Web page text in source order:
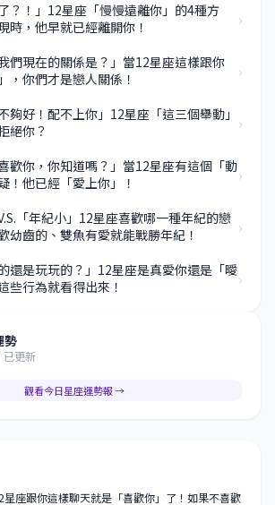
？！」12星座「慢慢遠離你」的4種方
時，他早就已經離開你！
›
們現在的關係是？」當12星座這樣跟你
，你們才是戀人關係！
›
夠好！配不上你」12星座「這三個舉動」
絕你？
›
歡你，你知道嗎？」當12星座有這個「動
！他已經「愛上你」！
›
「年紀小」12星座喜歡哪一種年紀的戀
幼齒的、雙魚有愛就能戰勝年紀！
›
還是玩玩的？」12星座是真愛你還是「曖
些行為就看得出來！
›
勢
更新
觀看今日星座運勢報 →
星座跟你這樣聊天就是「喜歡你」了！如果不喜歡